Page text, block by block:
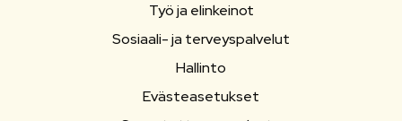
Työ ja elinkeinot
Sosiaali- ja terveyspalvelut
Hallinto
Evästeasetukset